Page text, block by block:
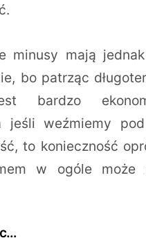
minusy mają
bo patrząc
bardzo
jeśli weźmiemy
to konieczność
w ogóle może